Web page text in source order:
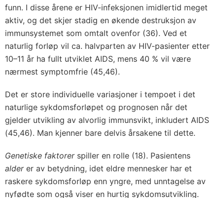
funn. I disse årene er HIV-infeksjonen imidlertid meget
aktiv, og det skjer stadig en økende destruksjon av
immunsystemet som omtalt ovenfor (36). Ved et
naturlig forløp vil ca. halvparten av HIV-pasienter etter
10–11 år ha fullt utviklet AIDS, mens 40 % vil være
nærmest symptomfrie (45,46).
Det er store individuelle variasjoner i tempoet i det
naturlige sykdomsforløpet og prognosen når det
gjelder utvikling av alvorlig immunsvikt, inkludert AIDS
(45,46). Man kjenner bare delvis årsakene til dette.
Genetiske faktorerspiller en rolle (18). Pasientens
alderer av betydning, idet eldre mennesker har et
raskere sykdomsforløp enn yngre, med unntagelse av
nyfødte som også viser en hurtig sykdomsutvikling.